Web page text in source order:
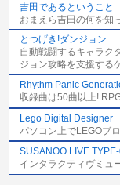
吉田であるということ
おまえら吉田の何を知
とつげき!ダンジョン
自動戦闘するキャラク
ジョン攻略を支援する
Rhythm Panic
収録曲は50曲以上!
Lego Digital Designer
パソコン上でLEGOブ
SUSANOO LIVE
インタラクティヴミュ